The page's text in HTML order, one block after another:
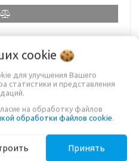
до 10000K
-13%
cookie
для улучшения Вашего
статистики и представления
на обработку файлов
обработки файлов cookie.
Принять